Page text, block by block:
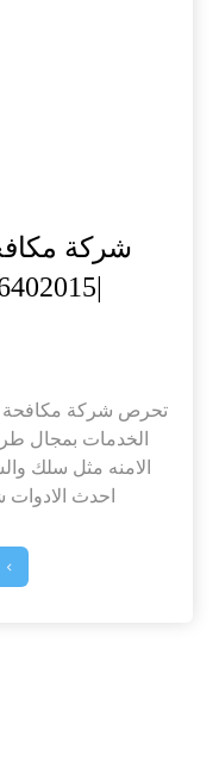
شركة
|0526402015| طرد الحمام
تحرص شركة مكافحة
الخدمات بمجال
الامنه مثل سلك
احدث